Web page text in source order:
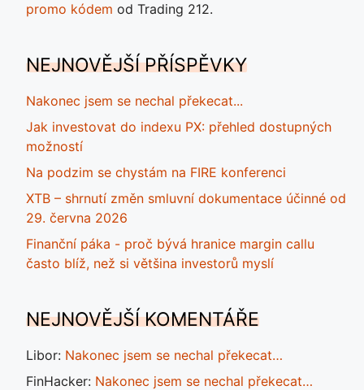
promo kódem od Trading 212.
NEJNOVĚJŠÍ PŘÍSPĚVKY
Nakonec jsem se nechal překecat...
Jak investovat do indexu PX: přehled dostupných
možností
Na podzim se chystám na FIRE konferenci
XTB – shrnutí změn smluvní dokumentace účinné od
29. června 2026
Finanční páka - proč bývá hranice margin callu
často blíž, než si většina investorů myslí
NEJNOVĚJŠÍ KOMENTÁŘE
Libor: Nakonec jsem se nechal překecat…
FinHacker: Nakonec jsem se nechal překecat…